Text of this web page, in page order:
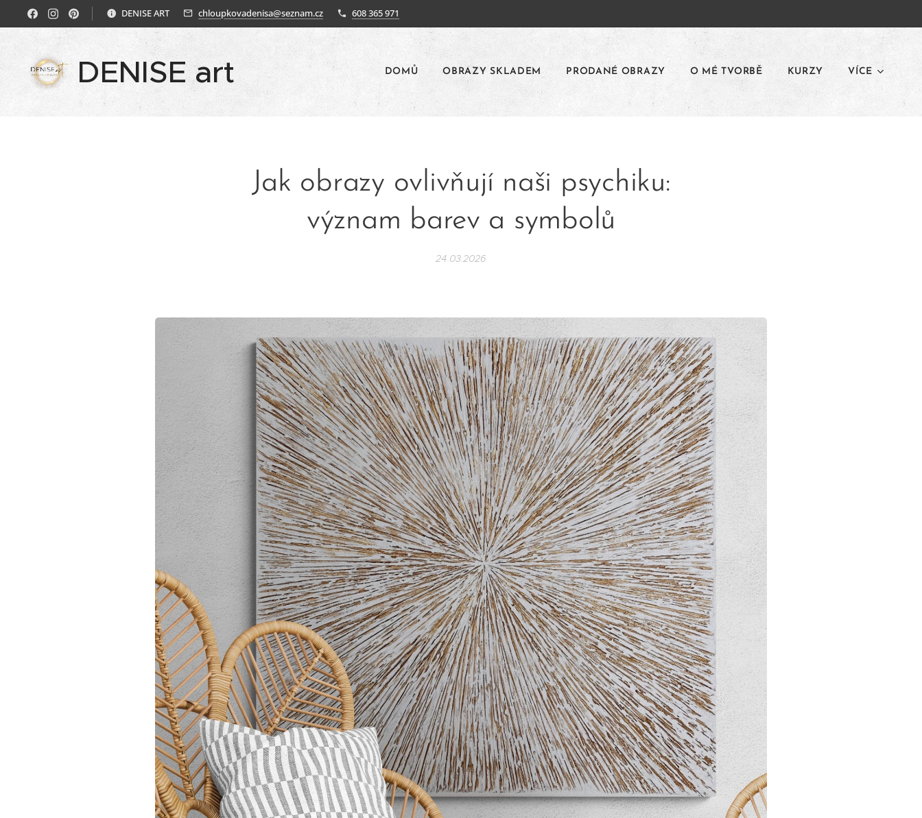
DENISE ART chloupkovadenisa@seznam.cz 608 365 971
DENISE art DOMŮ OBRAZY SKLADEM PRODANÉ OBRAZY O MÉ TVORBĚ KURZY VÍCE
Jak obrazy ovlivňují naši psychiku:
význam barev a symbolů
24.03.2026